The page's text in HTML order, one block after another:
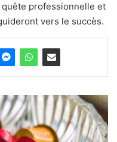
professionnelle et
vers le succès.